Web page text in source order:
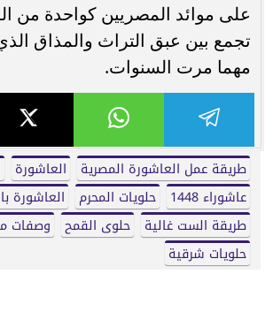
على موائد المصريين كواحدة من
تجمع بين عبق التراث والمذاق
مهما مرت السنوات.
طريقة عمل العاشورة المصرية العاشورة
عاشوراء 1448
حلويات المحرم
العاشورة
طريقة الست غالية
حلوى القمح
وصفات
حلويات شرقية